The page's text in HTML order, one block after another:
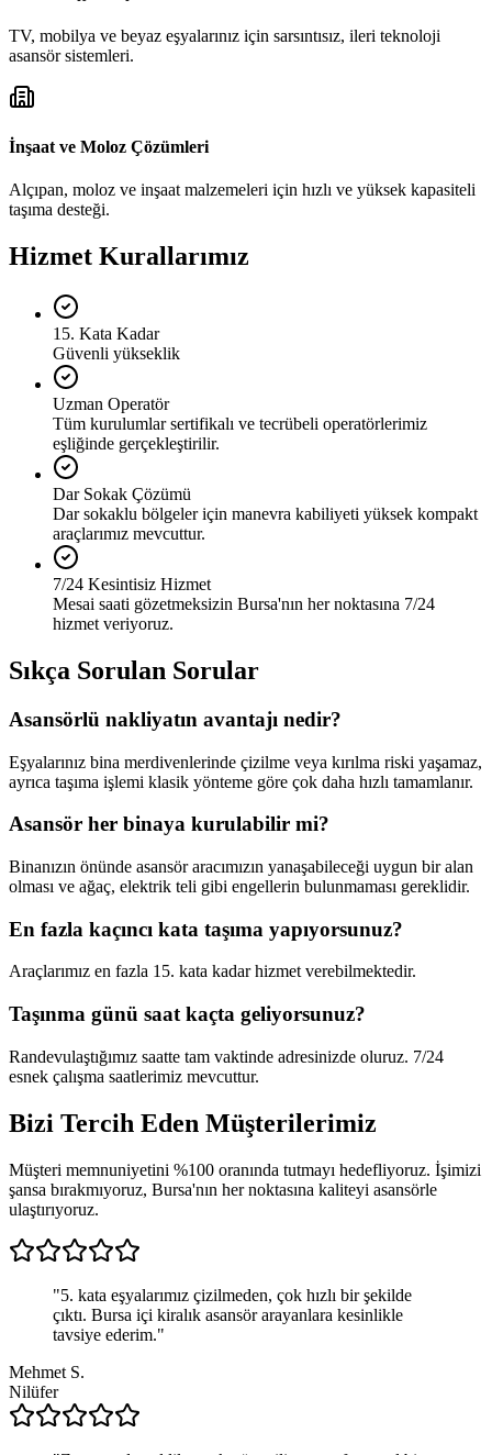
TV, mobilya ve beyaz eşyalarınız için sarsıntısız, ileri teknoloji
asansör sistemleri.
İnşaat ve Moloz Çözümleri
Alçıpan, moloz ve inşaat malzemeleri için hızlı ve yüksek kapasiteli
taşıma desteği.
Hizmet Kurallarımız
15. Kata Kadar
Güvenli yükseklik
Uzman Operatör
Tüm kurulumlar sertifikalı ve tecrübeli operatörlerimiz
eşliğinde gerçekleştirilir.
Dar Sokak Çözümü
Dar sokaklu bölgeler için manevra kabiliyeti yüksek kompakt
araçlarımız mevcuttur.
7/24 Kesintisiz Hizmet
Mesai saati gözetmeksizin Bursa'nın her noktasına 7/24
hizmet veriyoruz.
Sıkça Sorulan Sorular
Asansörlü nakliyatın avantajı nedir?
Eşyalarınız bina merdivenlerinde çizilme veya kırılma riski yaşamaz,
ayrıca taşıma işlemi klasik yönteme göre çok daha hızlı tamamlanır.
Asansör her binaya kurulabilir mi?
Binanızın önünde asansör aracımızın yanaşabileceği uygun bir alan
olması ve ağaç, elektrik teli gibi engellerin bulunmaması gereklidir.
En fazla kaçıncı kata taşıma yapıyorsunuz?
Araçlarımız en fazla 15. kata kadar hizmet verebilmektedir.
Taşınma günü saat kaçta geliyorsunuz?
Randevulaştığımız saatte tam vaktinde adresinizde oluruz. 7/24
esnek çalışma saatlerimiz mevcuttur.
Bizi Tercih Eden Müşterilerimiz
Müşteri memnuniyetini %100 oranında tutmayı hedefliyoruz. İşimizi
şansa bırakmıyoruz, Bursa'nın her noktasına kaliteyi asansörle
ulaştırıyoruz.
"5. kata eşyalarımız çizilmeden, çok hızlı bir şekilde
çıktı. Bursa içi kiralık asansör arayanlara kesinlikle
tavsiye ederim."
Mehmet S.
Nilüfer